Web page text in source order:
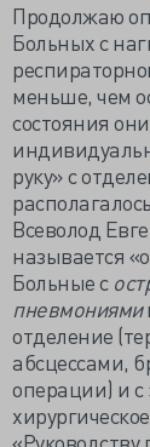
Продолжаю
Больных с
меньше, чем
состояния
руку» с
Всеволод
называется
Больные с
пневмониями
отделение
абсцессами,
операции) и